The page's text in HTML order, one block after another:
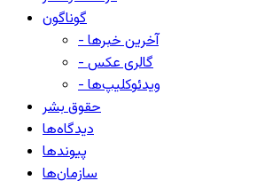
گوناگون
- آخرین خبرها
- گالری عکس
- ویدئوکلیپ‌ها
حقوق بشر
دیدگاه‌ها
پیوندها
سازمان‌ها